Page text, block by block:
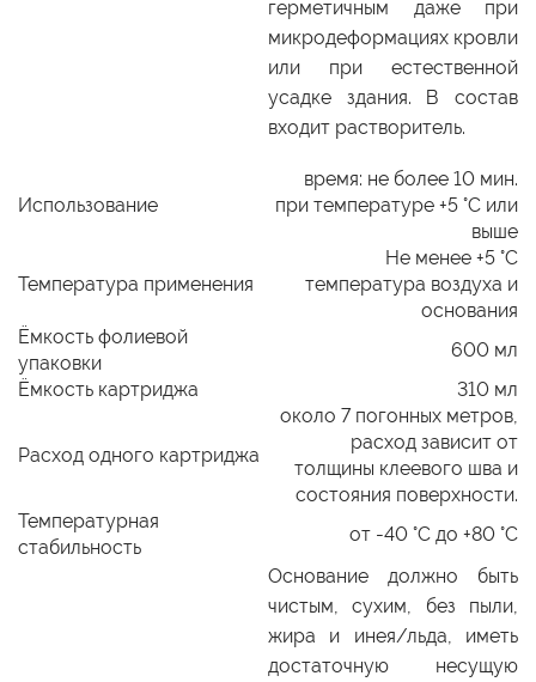
герметичным даже при
микродеформациях кровли
или при естественной
усадке здания. В состав
входит растворитель.
Использование
время: не более 10 мин.
при температуре +5 °C или
выше
Температура применения
Не менее +5 °C
температура воздуха и
основания
Ёмкость фолиевой
упаковки
600 мл
Ёмкость картриджа
310 мл
Расход одного картриджа
около 7 погонных метров,
расход зависит от
толщины клеевого шва и
состояния поверхности.
Температурная
стабильность
от -40 °C до +80 °C
Основание должно быть
чистым, сухим, без пыли,
жира и инея/льда, иметь
достаточную несущую